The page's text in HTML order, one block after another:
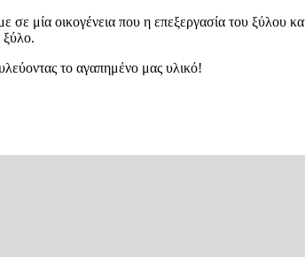
μία οικογένεια που η επεξεργασία του ξύλου
ξύλο.
το αγαπημένο μας υλικό!